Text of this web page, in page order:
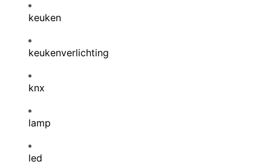
keuken
keukenverlichting
knx
lamp
led